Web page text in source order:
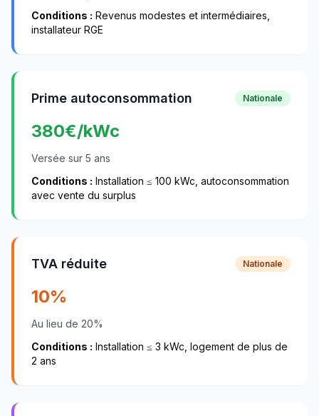
Conditions : Revenus modestes et intermédiaires,
installateur RGE
Prime autoconsommation Nationale
380€/kWc
Versée sur 5 ans
Conditions : Installation ≤ 100 kWc, autoconsommation
avec vente du surplus
TVA réduite Nationale
10%
Au lieu de 20%
Conditions : Installation ≤ 3 kWc, logement de plus de
2 ans